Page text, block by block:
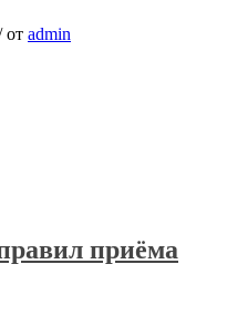
от admin
приёма